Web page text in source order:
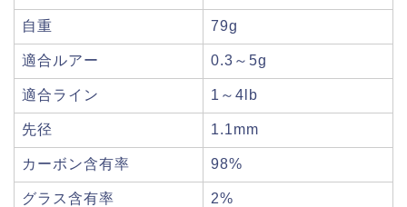
自重 79g
適合ルアー 0.3～5g
適合ライン 1～4lb
先径 1.1mm
カーボン含有率 98%
グラス含有率 2%